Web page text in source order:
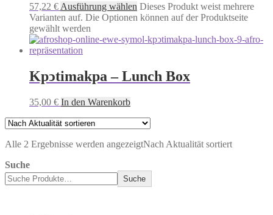
57,22 € Ausführung wählen Dieses Produkt weist mehrere
Varianten auf. Die Optionen können auf der Produktseite
gewählt werden
Kpͻtimakpa – Lunch Box
35,00 € In den Warenkorb
Alle 2 Ergebnisse werden angezeigtNach Aktualität sortiert
Suche
Suche